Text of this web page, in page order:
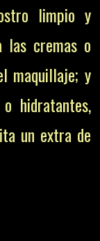
limpio y
las cremas o
maquillaje; y
hidratantes,
un extra de